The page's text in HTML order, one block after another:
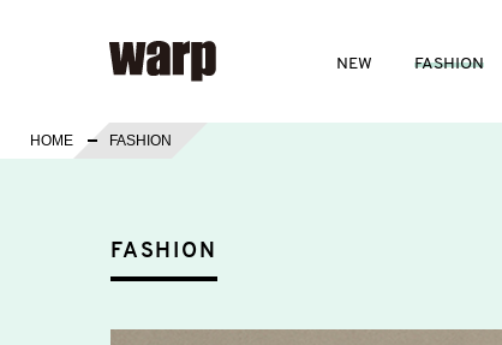
NEW FASHION
HOME FASHION
FASHION